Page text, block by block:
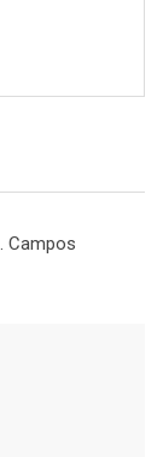
Campos